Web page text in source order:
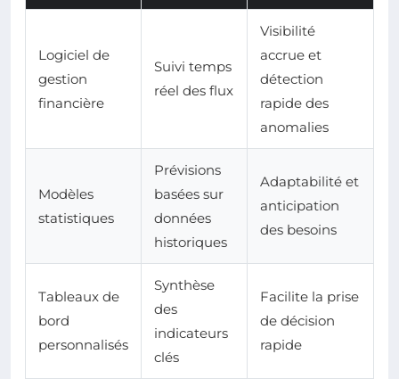
Logiciel de
gestion
financière
Suivi temps
réel des flux
Visibilité
accrue et
détection
rapide des
anomalies
Modèles
statistiques
Prévisions
basées sur
données
historiques
Adaptabilité et
anticipation
des besoins
Tableaux de
bord
personnalisés
Synthèse
des
indicateurs
clés
Facilite la prise
de décision
rapide